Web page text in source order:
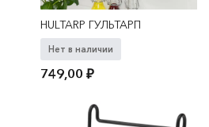
HULTARP ГУЛЬТАРП
Нет в наличии
749,00₽